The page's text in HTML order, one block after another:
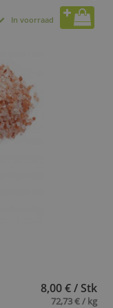
In voorraad
8,00 € / Stk
72,73 € / kg